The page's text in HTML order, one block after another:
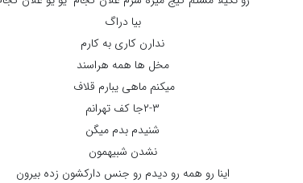
بیا دراگ
ندارن کاری به کارم
مخل ها همه هراسند
میکنم ماهی یبارم قلاف
۲-۳جا کف تهرانم
شنیدم بدم میگن
نشدن شبیهمون
اینا رو همه رو دیدم رو جنس دارکشون زده بیرون